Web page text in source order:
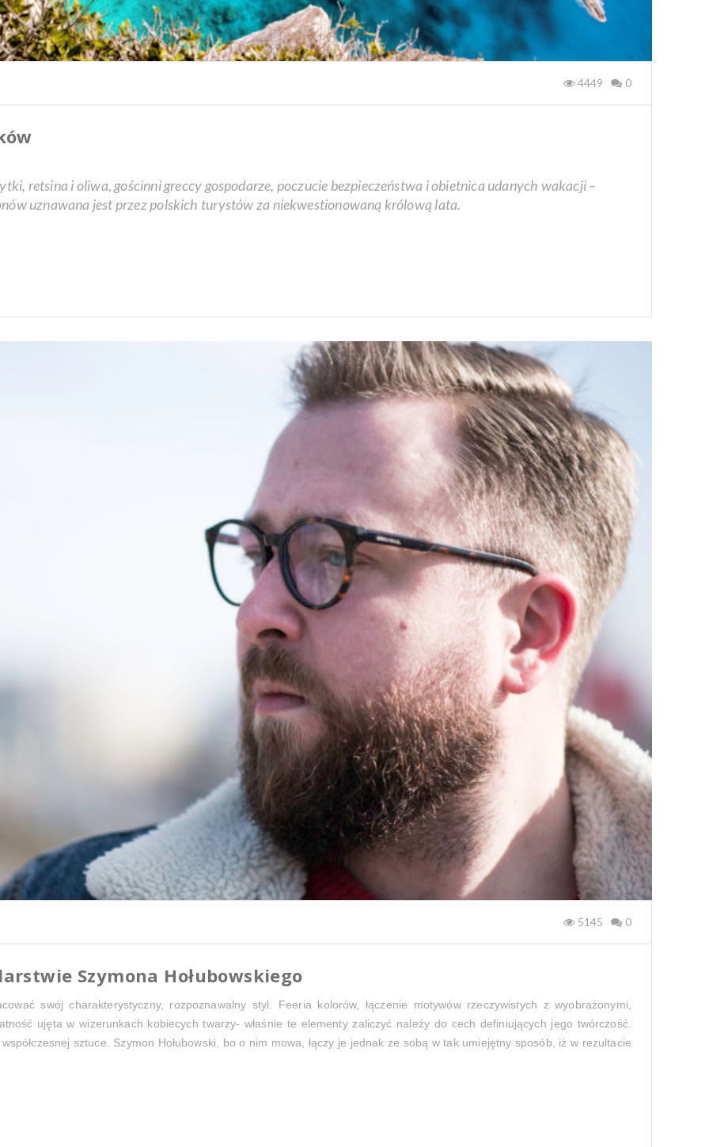
4449 0
retsina i oliwa, gościnni greccy gospodarze, poczucie bezpieczeństwa i obietnica udanych wakacji –
uznawana jest przez polskich turystów za niekwestionowaną królową lata.
5145 0
Szymona Hołubowskiego
swój charakterystyczny, rozpoznawalny styl. Feeria kolorów, łączenie motywów rzeczywistych z wyobrażonymi,
ujęta w wizerunkach kobiecych twarzy- właśnie te elementy zaliczyć należy do cech definiujących jego twórczość.
sztuce. Szymon Hołubowski, bo o nim mowa, łączy je jednak ze sobą w tak umiejętny sposób, iż w rezultacie